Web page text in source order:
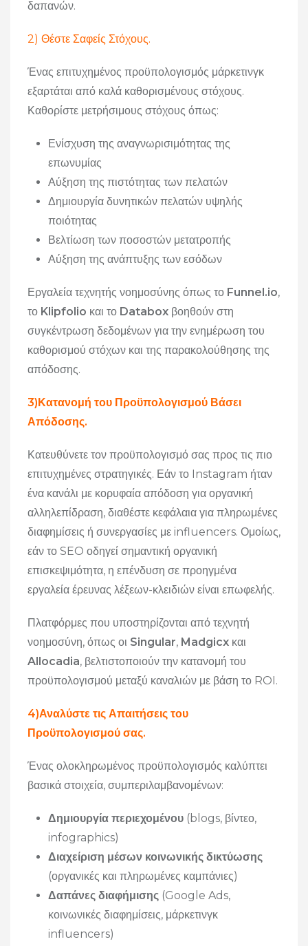
δαπανών.
2) Θέστε Σαφείς Στόχους.
Ένας επιτυχημένος προϋπολογισμός μάρκετινγκ
εξαρτάται από καλά καθορισμένους στόχους.
Καθορίστε μετρήσιμους στόχους όπως:
Ενίσχυση της αναγνωρισιμότητας της
επωνυμίας
Αύξηση της πιστότητας των πελατών
Δημιουργία δυνητικών πελατών υψηλής
ποιότητας
Βελτίωση των ποσοστών μετατροπής
Αύξηση της ανάπτυξης των εσόδων
Εργαλεία τεχνητής νοημοσύνης όπως το Funnel.io,
το Klipfolio και το Databox βοηθούν στη
συγκέντρωση δεδομένων για την ενημέρωση του
καθορισμού στόχων και της παρακολούθησης της
απόδοσης.
3)Κατανομή του Προϋπολογισμού Βάσει
Απόδοσης.
Κατευθύνετε τον προϋπολογισμό σας προς τις πιο
επιτυχημένες στρατηγικές. Εάν το Instagram ήταν
ένα κανάλι με κορυφαία απόδοση για οργανική
αλληλεπίδραση, διαθέστε κεφάλαια για πληρωμένες
διαφημίσεις ή συνεργασίες με influencers. Ομοίως,
εάν το SEO οδηγεί σημαντική οργανική
επισκεψιμότητα, η επένδυση σε προηγμένα
εργαλεία έρευνας λέξεων-κλειδιών είναι επωφελής.
Πλατφόρμες που υποστηρίζονται από τεχνητή
νοημοσύνη, όπως οι Singular, Madgicx και
Allocadia, βελτιστοποιούν την κατανομή του
προϋπολογισμού μεταξύ καναλιών με βάση το ROI.
4)Αναλύστε τις Απαιτήσεις του
Προϋπολογισμού σας.
Ένας ολοκληρωμένος προϋπολογισμός καλύπτει
βασικά στοιχεία, συμπεριλαμβανομένων:
Δημιουργία περιεχομένου (blogs, βίντεο,
infographics)
Διαχείριση μέσων κοινωνικής δικτύωσης
(οργανικές και πληρωμένες καμπάνιες)
Δαπάνες διαφήμισης (Google Ads,
κοινωνικές διαφημίσεις, μάρκετινγκ
influencers)